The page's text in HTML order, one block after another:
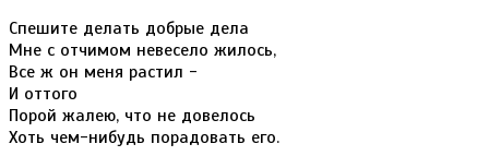
Спешите делать добрые дела
Мне с отчимом невесело жилось,
Все ж он меня растил -
И оттого
Порой жалею, что не довелось
Хоть чем-нибудь порадовать его.